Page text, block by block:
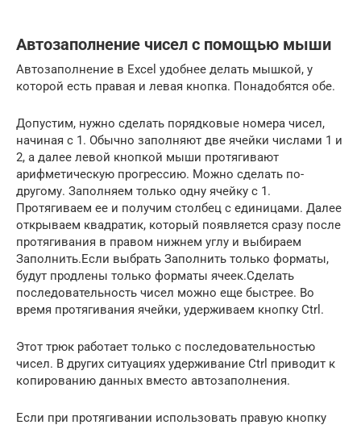
Автозаполнение чисел с помощью мыши
Автозаполнение в Excel удобнее делать мышкой, у
которой есть правая и левая кнопка. Понадобятся обе.
Допустим, нужно сделать порядковые номера чисел,
начиная с 1. Обычно заполняют две ячейки числами 1 и
2, а далее левой кнопкой мыши протягивают
арифметическую прогрессию. Можно сделать по-
другому. Заполняем только одну ячейку с 1.
Протягиваем ее и получим столбец с единицами. Далее
открываем квадратик, который появляется сразу после
протягивания в правом нижнем углу и выбираем
Заполнить.Если выбрать Заполнить только форматы,
будут продлены только форматы ячеек.Сделать
последовательность чисел можно еще быстрее. Во
время протягивания ячейки, удерживаем кнопку Ctrl.
Этот трюк работает только с последовательностью
чисел. В других ситуациях удерживание Ctrl приводит к
копированию данных вместо автозаполнения.
Если при протягивании использовать правую кнопку